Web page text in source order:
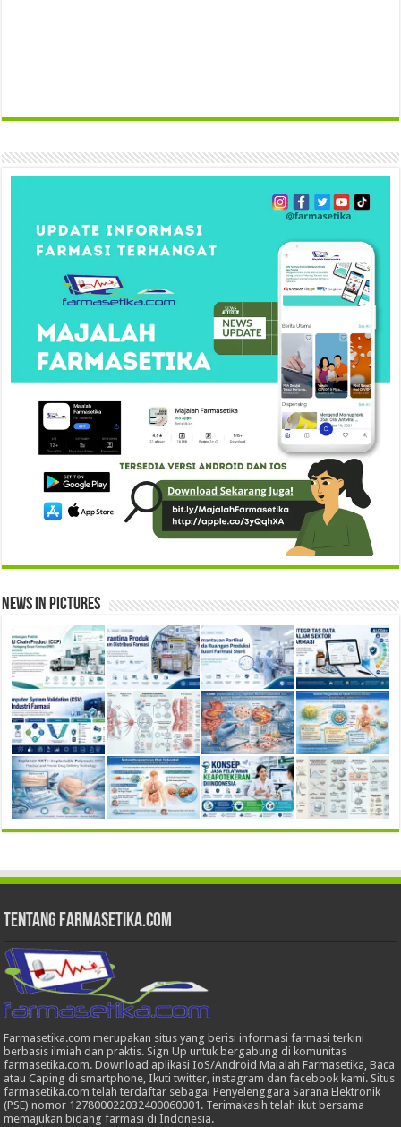
News in Pictures
Tentang Farmasetika.com
Farmasetika.com merupakan situs yang berisi informasi farmasi terkini
berbasis ilmiah dan praktis. Sign Up untuk bergabung di komunitas
farmasetika.com. Download aplikasi IoS/Android Majalah Farmasetika, Baca
atau Caping di smartphone, Ikuti twitter, instagram dan facebook kami. Situs
farmasetika.com telah terdaftar sebagai Penyelenggara Sarana Elektronik
(PSE) nomor 127800022032400060001. Terimakasih telah ikut bersama
memajukan bidang farmasi di Indonesia.